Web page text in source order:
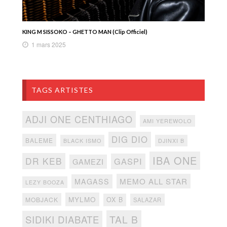
KING M SISSOKO – GHETTO MAN (Clip Officiel)
1 mars 2025
TAGS ARTISTES
ADJI ONE CENTHIAGO AMI YEREWOLO
BALEME BLACK ISMO DIG DIO DJINXI B
DR KEB GAMEZI GASPI IBA ONE
LEZY BOOZA MAGASS MEMO ALL STAR
MOBJACK MYLMO OX B SALAZAR
SIDIKI DIABATE TAL B